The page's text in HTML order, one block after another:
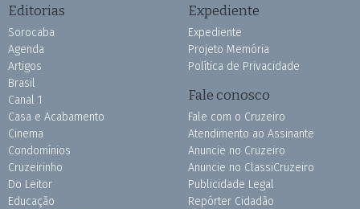
Editorias
Sorocaba
Agenda
Artigos
Brasil
Canal 1
Casa e Acabamento
Cinema
Condomínios
Cruzeirinho
Do Leitor
Educação
Expediente
Expediente
Projeto Memória
Política de Privacidade
Fale conosco
Fale com o Cruzeiro
Atendimento ao Assinante
Anuncie no Cruzeiro
Anuncie no ClassiCruzeiro
Publicidade Legal
Repórter Cidadão